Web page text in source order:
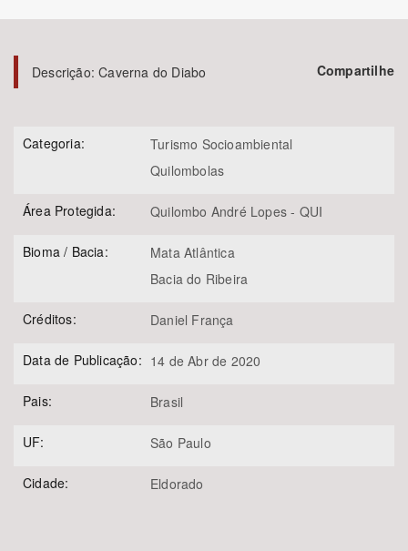
Tema
Subtema
Descrição:Caverna do Diabo Compartilhe
Categoria:
Turismo Socioambiental
Quilombolas
Área Protegida: Quilombo André Lopes - QUI
Bioma / Bacia:
Mata Atlântica
Bacia do Ribeira
Créditos: Daniel França
Data de Publicação: 14 de Abr de 2020
Pais: Brasil
UF: São Paulo
Cidade: Eldorado